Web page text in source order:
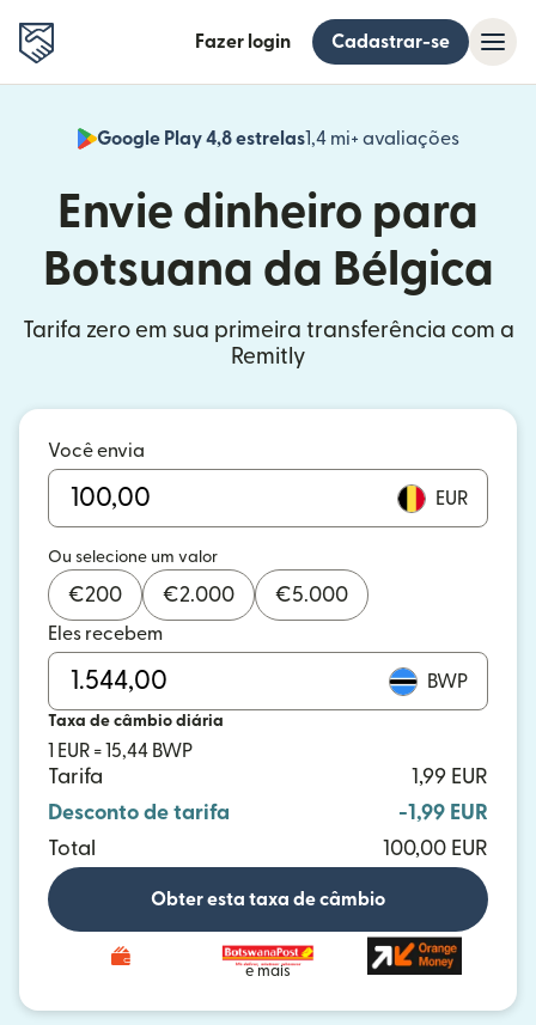
Fazer login Cadastrar-se
Google Play 4,8 estrelas1,4 mi+ avaliações
(abre
Envie dinheiro para
Botsuana da Bélgica
Tarifa zero em sua primeira transferência com a
Remitly
Você envia
EUR
Ou selecione um valor
€200 €2.000 €5.000
Eles recebem
BWP
Taxa de câmbio diária
1 EUR = 15,44 BWP
Tarifa
1,99 EUR
Desconto de tarifa
-1,99 EUR
Total
100,00 EUR
Obter esta taxa de câmbio
e mais